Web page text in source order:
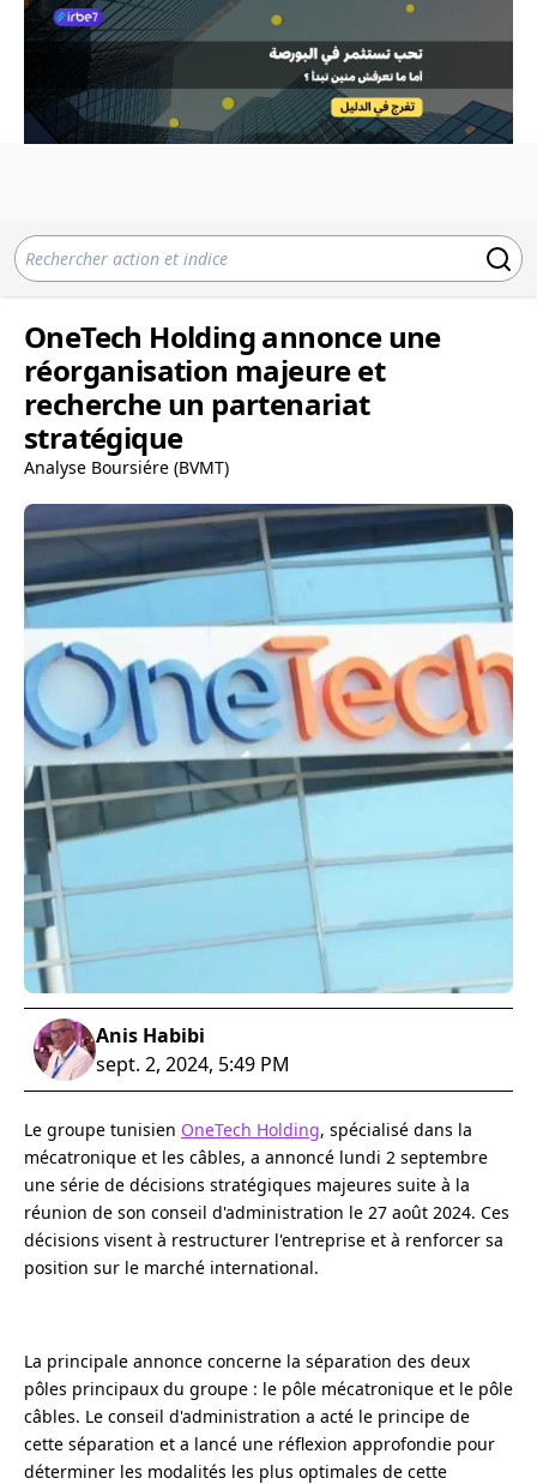
OneTech Holding annonce une
réorganisation majeure et
recherche un partenariat
stratégique
Analyse Boursiére (BVMT)
Anis Habibi
sept. 2, 2024, 5:49 PM
Le groupe tunisien OneTech Holding, spécialisé dans la
mécatronique et les câbles, a annoncé lundi 2 septembre
une série de décisions stratégiques majeures suite à la
réunion de son conseil d'administration le 27 août 2024. Ces
décisions visent à restructurer l'entreprise et à renforcer sa
position sur le marché international.
La principale annonce concerne la séparation des deux
pôles principaux du groupe : le pôle mécatronique et le pôle
câbles. Le conseil d'administration a acté le principe de
cette séparation et a lancé une réflexion approfondie pour
déterminer les modalités les plus optimales de cette